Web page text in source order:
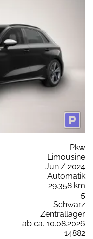
Pkw
Limousine
Jun / 2024
Automatik
29.358 km
5
Schwarz
Zentrallager
ab ca. 10.08.2026
14882